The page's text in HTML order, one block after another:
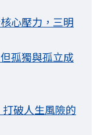
心壓力，三明
孤獨與孤立成
破人生風險的